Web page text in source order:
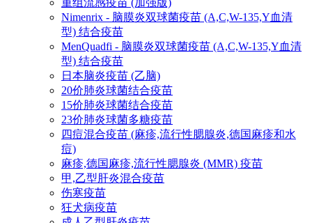
Nimenrix - 脑膜炎双球菌疫苗 (A,C,W-135,Y血清
型) 结合疫苗
MenQuadfi - 脑膜炎双球菌疫苗 (A,C,W-135,Y血清
型) 结合疫苗
日本脑炎疫苗 (乙脑)
20价肺炎球菌结合疫苗
15价肺炎球菌结合疫苗
23价肺炎球菌多糖疫苗
四痘混合疫苗 (麻疹,流行性腮腺炎,德国麻疹和水
痘)
麻疹,德国麻疹,流行性腮腺炎 (MMR) 疫苗
甲,乙型肝炎混合疫苗
伤寒疫苗
狂犬病疫苗